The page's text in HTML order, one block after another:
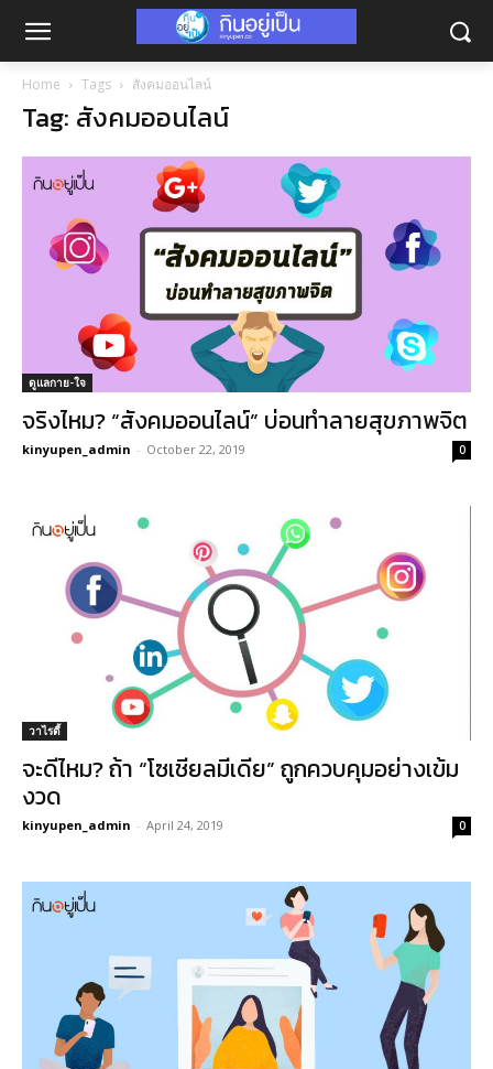
Home Tags สังคมออนไลน์
Tag: สังคมออนไลน์
ดูแลกาย-ใจ
จริงไหม? “สังคมออนไลน์” บ่อนทำลายสุขภาพจิต
kinyupen_admin - October 22, 2019 0
วาไรตี้
จะดีไหม? ถ้า “โซเชียลมีเดีย” ถูกควบคุมอย่างเข้ม
งวด
kinyupen_admin - April 24, 2019 0